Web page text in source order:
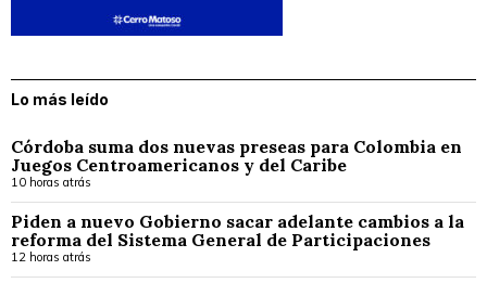
Lo más leído
Córdoba suma dos nuevas preseas para Colombia en
Juegos Centroamericanos y del Caribe
10 horas atrás
Piden a nuevo Gobierno sacar adelante cambios a la
reforma del Sistema General de Participaciones
12 horas atrás